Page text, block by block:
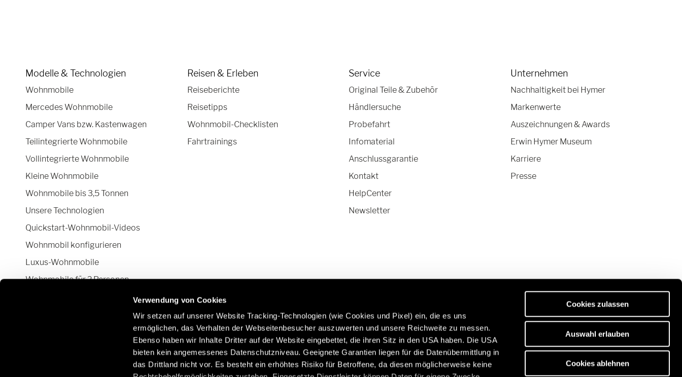
Verwendung von Cookies
Wir setzen auf unserer Website Tracking-Technologien (wie Cookies und Pixel) ein, die es uns
ermöglichen, das Verhalten der Webseitenbesucher auszuwerten und unsere Reichweite zu messen.
Ebenso haben wir Inhalte Dritter auf der Website eingebettet, die ihren Sitz in den USA haben. Die USA
bieten kein angemessenes Datenschutzniveau. Geeignete Garantien liegen für die Datenübermittlung in
das Drittland nicht vor. Es besteht ein erhöhtes Risiko für Betroffene, da diesen möglicherweise keine
Cookies zulassen
Auswahl erlauben
Cookies ablehnen
Modelle & Technologien
Wohnmobile
Mercedes Wohnmobile
Camper Vans bzw. Kastenwagen
Teilintegrierte Wohnmobile
Vollintegrierte Wohnmobile
Kleine Wohnmobile
Wohnmobile bis 3,5 Tonnen
Unsere Technologien
Quickstart-Wohnmobil-Videos
Wohnmobil konfigurieren
Luxus-Wohnmobile
Wohnmobile für 2 Personen
Reisen & Erleben
Reiseberichte
Reisetipps
Wohnmobil-Checklisten
Fahrtrainings
Service
Original Teile & Zubehör
Händlersuche
Probefahrt
Infomaterial
Anschlussgarantie
Kontakt
HelpCenter
Newsletter
Unternehmen
Nachhaltigkeit bei Hymer
Markenwerte
Auszeichnungen & Awards
Erwin Hymer Museum
Karriere
Presse
Bleiben Sie mit uns über soziale Netzwerke in
Erfahren Sie mehr über Hymer
Originalteile & Zubehör:
/de/de/modelle/original-teile-
Caravans in Premium-Qualität:
https://www.eriba.com/de/de
Entdecken Sie unser Reiseportal:
https://www.freeontour.com/de